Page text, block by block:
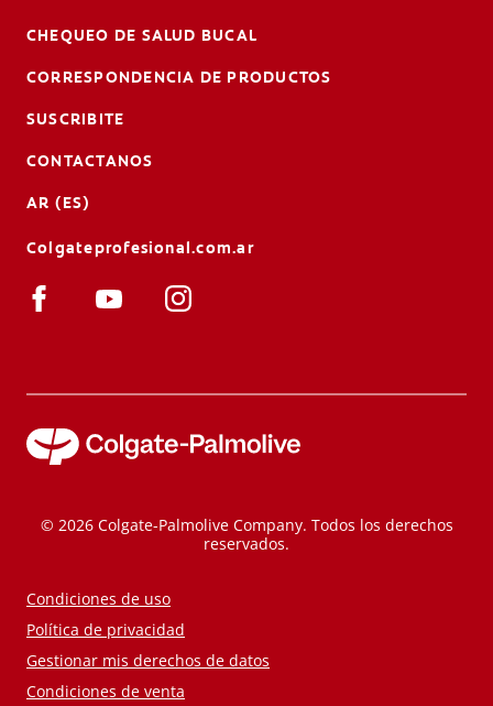
CHEQUEO DE SALUD BUCAL
CORRESPONDENCIA DE PRODUCTOS
SUSCRIBITE
CONTACTANOS
AR (ES)
Colgateprofesional.com.ar
© 2026 Colgate-Palmolive Company. Todos los derechos
reservados.
Condiciones de uso
Política de privacidad
Gestionar mis derechos de datos
Condiciones de venta